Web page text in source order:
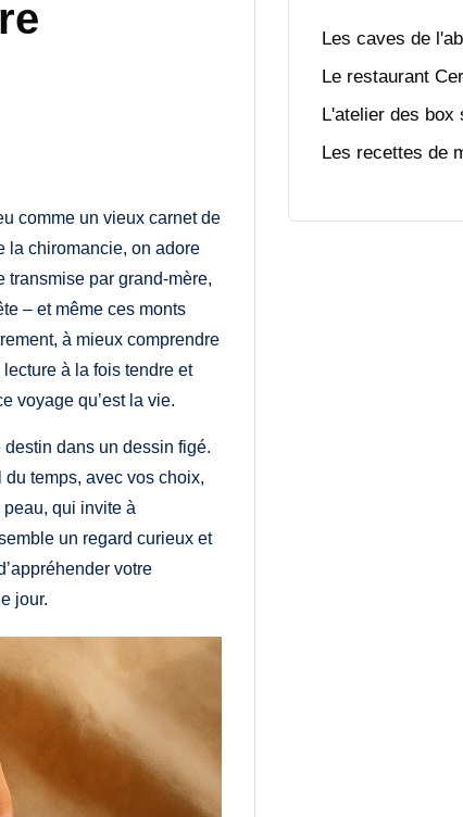
comme un vieux carnet de
la chiromancie, on adore
transmise par grand-mère,
– et même ces monts
à mieux comprendre
à la fois tendre et
voyage qu’est la vie.
dans un dessin figé.
temps, avec vos choix,
peau, qui invite à
un regard curieux et
votre
jour.
Les caves de
Le restaurant
L'atelier des box
Les recettes de